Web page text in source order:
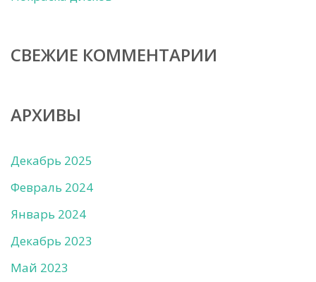
СВЕЖИЕ КОММЕНТАРИИ
АРХИВЫ
Декабрь 2025
Февраль 2024
Январь 2024
Декабрь 2023
Май 2023